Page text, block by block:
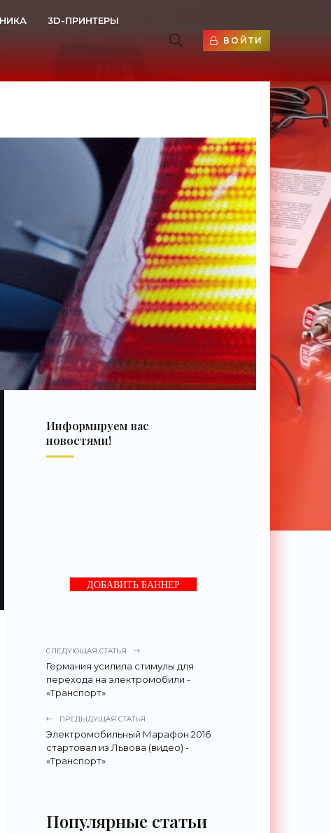
3D-ПРИНТЕРЫ
ВОЙТИ
Информируем вас
новостями!
ДОБАВИТЬ БАННЕР
СЛЕДУЮЩАЯ СТАТЬЯ
Германия усилила стимулы для
перехода на электромобили -
«Транспорт»
ПРЕДЫДУЩАЯ СТАТЬЯ
Электромобильный Марафон 2016
стартовал из Львова (видео) -
«Транспорт»
Популярные статьи